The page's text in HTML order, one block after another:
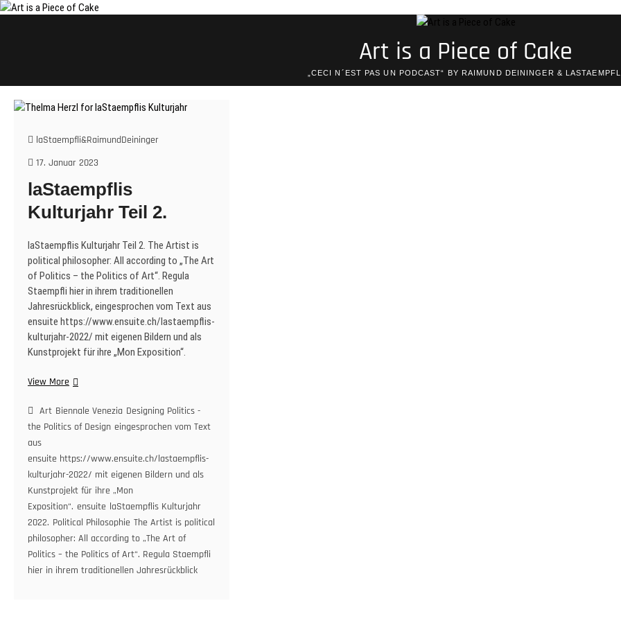
Skip
Art is a Piece of Cake
„CECI N´EST PAS UN PODCAST“ BY RAIMUND DEININGER &
laStaempfli&RaimundDeininger
17. Januar 2023
laStaempflis
Kulturjahr Teil 2.
laStaempflis Kulturjahr Teil 2. The Artist is
political philosopher: All according to „The Art
of Politics – the Politics of Art“. Regula
Staempfli hier in ihrem traditionellen
Jahresrückblick, eingesprochen vom Text aus
ensuite https://www.ensuite.ch/lastaempflis-
kulturjahr-2022/ mit eigenen Bildern und als
Kunstprojekt für ihre „Mon Exposition“.
View MorelaStaempflis
Teil
2.
Art Biennale Venezia Designing Politics -
the Politics of Design eingesprochen vom Text
aus
ensuite https://www.ensuite.ch/lastaempflis-
kulturjahr-2022/ mit eigenen Bildern und als
Kunstprojekt für ihre „Mon
Exposition“. ensuite laStaempflis Kulturjahr
2022. Political Philosophie The Artist is political
philosopher: All according to „The Art of
Politics – the Politics of Art“. Regula Staempfli
hier in ihrem traditionellen Jahresrückblick